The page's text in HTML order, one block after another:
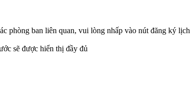
phòng ban liên quan, vui lòng nhấp vào nút đăng ký lịch
sẽ được hiển thị đầy đủ